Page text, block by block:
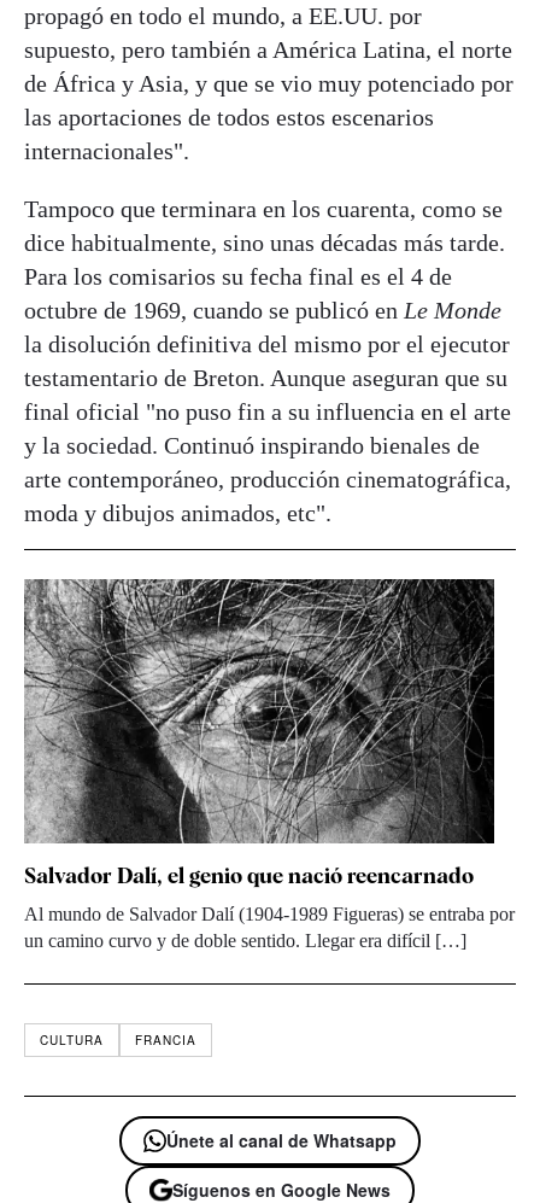
propagó en todo el mundo, a EE.UU. por
supuesto, pero también a América Latina, el norte
de África y Asia, y que se vio muy potenciado por
las aportaciones de todos estos escenarios
internacionales".
Tampoco que terminara en los cuarenta, como se
dice habitualmente, sino unas décadas más tarde.
Para los comisarios su fecha final es el 4 de
octubre de 1969, cuando se publicó en Le Monde
la disolución definitiva del mismo por el ejecutor
testamentario de Breton. Aunque aseguran que su
final oficial "no puso fin a su influencia en el arte
y la sociedad. Continuó inspirando bienales de
arte contemporáneo, producción cinematográfica,
moda y dibujos animados, etc".
Salvador Dalí, el genio que nació reencarnado
Al mundo de Salvador Dalí (1904-1989 Figueras) se entraba por
un camino curvo y de doble sentido. Llegar era difícil […]
CULTURA FRANCIA
Únete al canal de Whatsapp
Síguenos en Google News